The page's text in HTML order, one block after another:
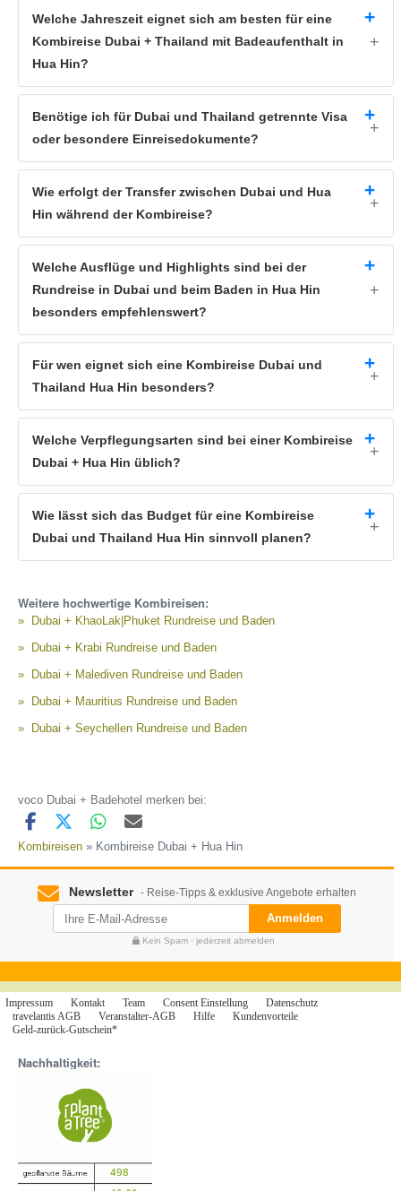
Welche Jahreszeit eignet sich am besten für eine
Kombireise Dubai + Thailand mit Badeaufenthalt in
Hua Hin?
Benötige ich für Dubai und Thailand getrennte Visa
oder besondere Einreisedokumente?
Wie erfolgt der Transfer zwischen Dubai und Hua
Hin während der Kombireise?
Welche Ausflüge und Highlights sind bei der
Rundreise in Dubai und beim Baden in Hua Hin
besonders empfehlenswert?
Für wen eignet sich eine Kombireise Dubai und
Thailand Hua Hin besonders?
Welche Verpflegungsarten sind bei einer Kombireise
Dubai + Hua Hin üblich?
Wie lässt sich das Budget für eine Kombireise
Dubai und Thailand Hua Hin sinnvoll planen?
Weitere hochwertige Kombireisen:
Dubai + KhaoLak|Phuket Rundreise und Baden
Dubai + Krabi Rundreise und Baden
Dubai + Malediven Rundreise und Baden
Dubai + Mauritius Rundreise und Baden
Dubai + Seychellen Rundreise und Baden
voco Dubai + Badehotel merken bei:
Kombireisen » Kombireise Dubai + Hua Hin
Newsletter - Reise-Tipps & exklusive Angebote erhalten
Anmelden
Kein Spam · jederzeit abmelden
Impressum Kontakt Team Consent Einstellung
Datenschutz
travelantis AGB
Veranstalter-AGB Hilfe
Kundenvorteile
Geld-zurück-Gutschein*
Nachhaltigkeit: